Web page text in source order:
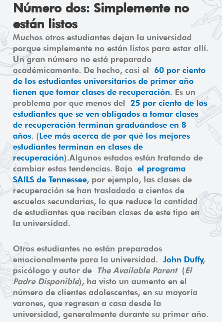
Número dos: Simplemente no
están listos
Muchos otros estudiantes dejan la universidad
porque simplemente no están listos para estar allí.
Un gran número no está preparado
académicamente. De hecho, casi el 60 por ciento
de los estudiantes universitarios de primer año
tienen que tomar clases de recuperación. Es un
problema por que menos del 25 por ciento de los
estudiantes que se ven obligados a tomar clases
de recuperación terminan graduándose en 8
años. (Lee más acerca de por qué los mejores
estudiantes terminan en clases de
recuperación).Algunos estados están tratando de
cambiar estas tendencias. Bajo el programa
SAILS de Tennessee, por ejemplo, las clases de
recuperación se han trasladado a cientos de
escuelas secundarias, lo que reduce la cantidad
de estudiantes que reciben clases de este tipo en
la universidad.
Otros estudiantes no están preparados
emocionalmente para la universidad. John Duffy,
psicólogo y autor de
The Available Parent(El
Padre Disponible), ha visto un aumento en el
número de clientes adolescentes, en su mayoría
varones, que regresan a casa desde la
universidad, generalmente durante su primer año.